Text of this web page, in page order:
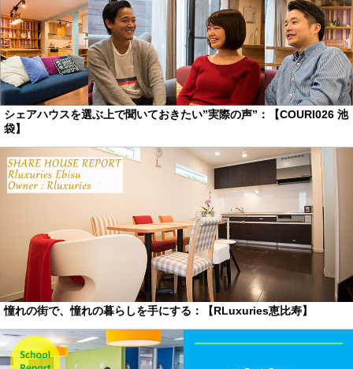
シェアハウスを選ぶ上で聞いておきたい”実際の声”：【COURI026 池
袋】
憧れの街で、憧れの暮らしを手にする：【RLuxuries恵比寿】